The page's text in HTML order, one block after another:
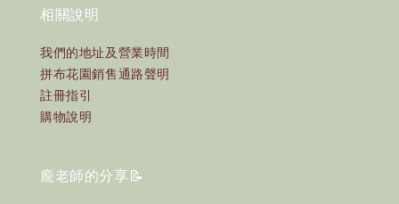
相關說明
我們的地址及營業時間
拼布花園銷售通路聲明
註冊指引
購物說明
龐老師的分享📝